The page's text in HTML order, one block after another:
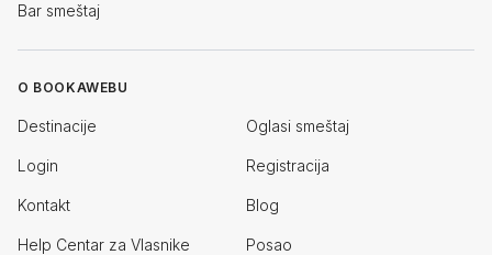
Bar smeštaj
O BOOKAWEBU
Destinacije Oglasi smeštaj
Login Registracija
Kontakt Blog
Help Centar za Vlasnike Posao